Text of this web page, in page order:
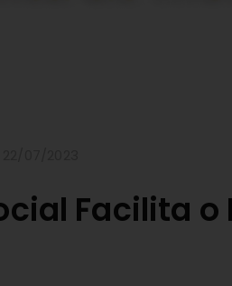
Facilita